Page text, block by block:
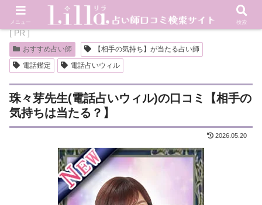
[ PR ]
おすすめ占い師
【相手の気持ち】が当たる占い師
電話鑑定
電話占いウィル
珠々芽先生(電話占いウィル)の口コミ【相手の
気持ちは当たる？】
2026.05.20
メニュー 検索